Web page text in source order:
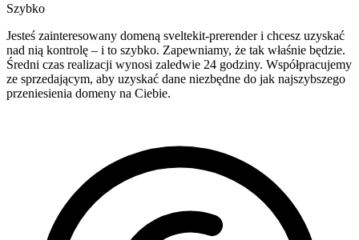
Szybko
Jesteś zainteresowany domeną sveltekit-prerender i chcesz uzyskać
nad nią kontrolę – i to szybko. Zapewniamy, że tak właśnie będzie.
Średni czas realizacji wynosi zaledwie 24 godziny. Współpracujemy
ze sprzedającym, aby uzyskać dane niezbędne do jak najszybszego
przeniesienia domeny na Ciebie.